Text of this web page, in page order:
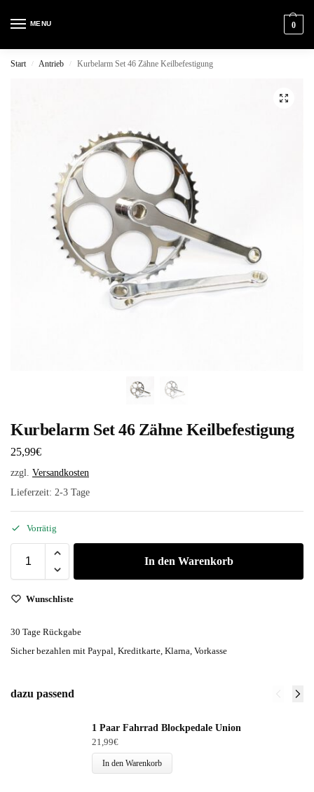
MENU 0
Start / Antrieb / Kurbelarm Set 46 Zähne Keilbefestigung
Kurbelarm Set 46 Zähne Keilbefestigung
25,99€
zzgl. Versandkosten
Lieferzeit: 2-3 Tage
Vorrätig
In den Warenkorb
Wunschliste
30 Tage Rückgabe
Sicher bezahlen mit Paypal, Kreditkarte, Klarna, Vorkasse
dazu passend
1 Paar Fahrrad Blockpedale Union
21,99€
In den Warenkorb